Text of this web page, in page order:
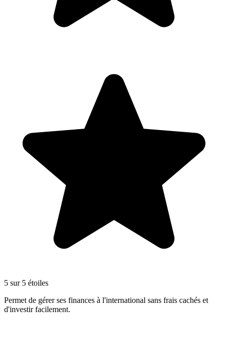
5 sur 5 étoiles
Permet de gérer ses finances à l'international sans frais cachés et
d'investir facilement.